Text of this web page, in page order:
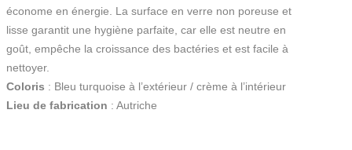
économe en énergie. La surface en verre non poreuse et
lisse garantit une hygiène parfaite, car elle est neutre en
goût, empêche la croissance des bactéries et est facile à
nettoyer.
Coloris : Bleu turquoise à l’extérieur / crème à l’intérieur
Lieu de fabrication : Autriche